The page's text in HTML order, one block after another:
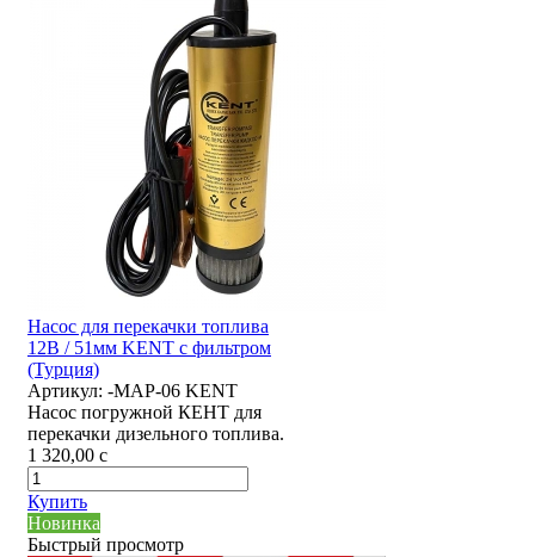
Насос для перекачки топлива
12В / 51мм KENT с фильтром
(Турция)
Артикул: -MAP-06 KENT
Насос погружной КЕНТ для
перекачки дизельного топлива.
1 320,00 c
Купить
Новинка
Быстрый просмотр